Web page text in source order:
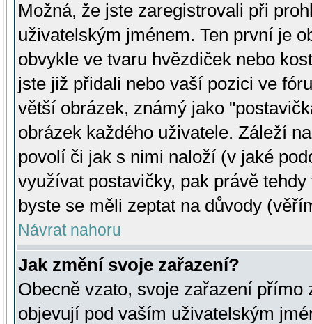
Možná, že jste zaregistrovali při
uživatelským jménem. Ten první je
obvykle ve tvaru hvězdiček nebo
jste již přidali nebo vaší pozici ve
větší obrázek, známý jako
obrázek každého uživatele. Záleží
povolí či jak s nimi naloží (v jaké
využívat postavičky, pak právě
byste se měli zeptat na důvody
Návrat nahoru
Jak změní svoje zařazení?
Obecně vzato, svoje zařazení přímo
objevují pod vaším uživatelským